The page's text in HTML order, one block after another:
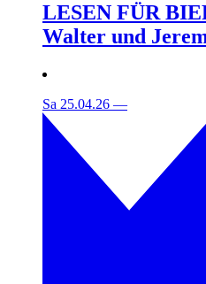
LESEN FÜR
Walter und
Sa 25.04.26 —